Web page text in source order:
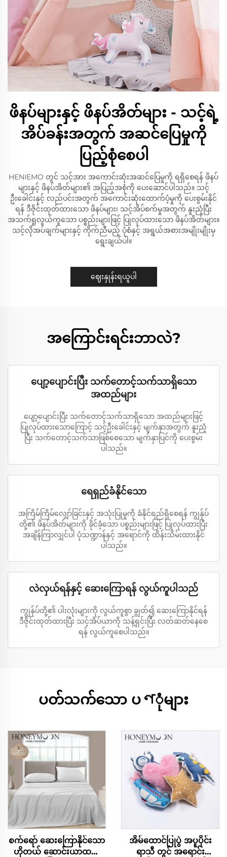
ဖိနပ်များနှင့် ဖိနပ်အိတ်များ - သင့်ရဲ့
အိပ်ခန်းအတွက် အဆင်ပြေမှုကို
ပြည့်စုံစေပါ
HENIEMO တွင် သင့်အား အကောင်းဆုံးအဆင်ပြေမှုကို ရရှိစေရန် ဖိနပ်
များနှင့် ဖိနပ်အိတ်များ၏ အပြည့်အစုံကို ပေးဆောင်ပါသည်။ သင့်
ဦးခေါင်းနှင့် လည်ပင်းအတွက် အကောင်းဆုံးထောက်ပံ့မှုကို ပေးစွမ်းနိုင်
ရန် ဒီဇိုင်းထုတ်ထားသော ဖိနပ်များ၊ သင့်အိပ်စက်မှုအတွက် နူးညံ့ပြီး
အသက်ရှုလွယ်ကူသော ပစ္စည်းများဖြင့် ပြုလုပ်ထားသော ဖိနပ်အိတ်များ။
သင့်လိုအပ်ချက်များနှင့် ကိုက်ညီမည့် ပုံစံနှင့် အရွယ်အစားအမျိုးမျိုးမှ
ရွေးချယ်ပါ။
ဈေးနှုန်းရယူပါ
အကြောင်းရင်းဘာလဲ?
ပျော့ပျောင်းပြီး သက်တောင့်သက်သာရှိသော
အထည်များ
ပျော့ပျောင်းပြီး သက်တောင့်သက်သာရှိသော အထည်များဖြင့်
ပြုလုပ်ထားသောကြောင့် သင့်ဦးခေါင်းနှင့် မျက်နှာအတွက် နူးညံ့
ပြီး သက်တောင့်သက်သာဖြစ်စေသော မျက်နှာပြင်ကို ပေးစွမ်း
ပါသည်။
ရေရှည်ခံနိုင်သော
အကြိမ်ကြိမ်လျှော်ခြင်းနှင့် အသုံးပြုမှုကို ခံနိုင်ရည်ရှိစေရန် ကျွန်ုပ်
တို့၏ ဖိနပ်အိတ်များကို ခိုင်ခံ့သော ပစ္စည်းများဖြင့် ပြုလုပ်ထားပြီး
အချိန်ကြာလျှင်ပါ ပုံသဏ္ဍာန်နှင့် အရောင်ကို ထိန်းသိမ်းထားနိုင်
ပါသည်။
လဲလှယ်ရန်နှင့် ဆေးကြောရန် လွယ်ကူပါသည်
ကျွန်ုပ်တို့၏ ပါးလုံးများကို လွယ်ကူစွာ ချွတ်၍ ဆေးကြောနိုင်ရန်
ဒီဇိုင်းထုတ်ထားပြီး သင့်အိပ်ယာကို သန့်ရှင်းပြီး လတ်ဆတ်နေစေ
ရန် လွယ်ကူစေပါသည်။
ပတ်သက်သော ပণုံများ
စက်ရော် ဆေးကြောနိုင်သော
ဟိုတယ် ဆောင်းယာထည်
အိမ်ထောင်ပြုပွဲ အပူပိုင်း
ရာသီ တွင် အရောင်း